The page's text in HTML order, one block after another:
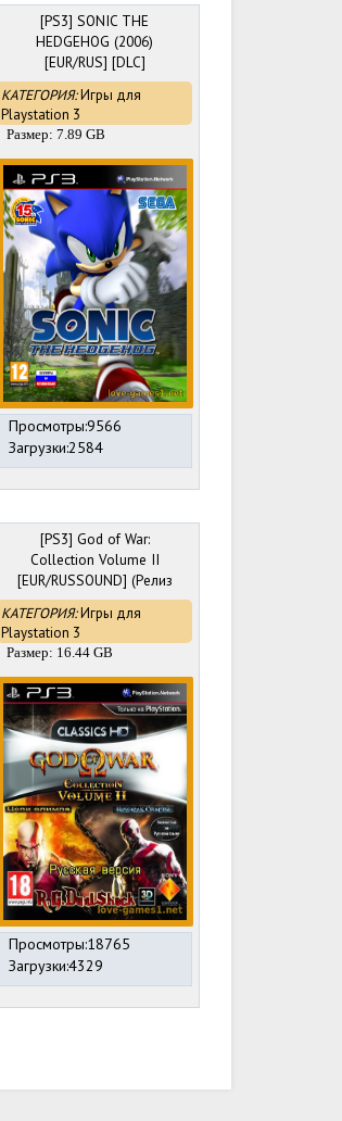
[PS3] SONIC THE
HEDGEHOG (2006)
[EUR/RUS] [DLC]
КАТЕГОРИЯ:Игры для
Playstation 3
Размер: 7.89 GB
Просмотры:9566
Загрузки:2584
[PS3] God of War:
Collection Volume II
[EUR/RUSSOUND] (Релиз
от R.G.DShock)
КАТЕГОРИЯ:Игры для
Playstation 3
Размер: 16.44 GB
Просмотры:18765
Загрузки:4329